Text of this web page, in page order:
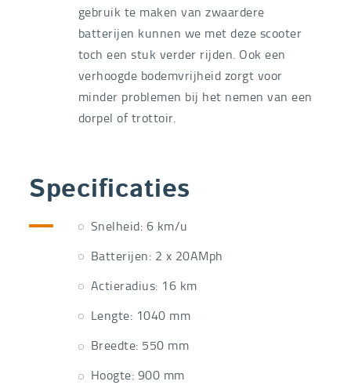
gebruik te maken van zwaardere
batterijen kunnen we met deze scooter
toch een stuk verder rijden. Ook een
verhoogde bodemvrijheid zorgt voor
minder problemen bij het nemen van een
dorpel of trottoir.
Specificaties
Snelheid: 6 km/u
Batterijen: 2 x 20AMph
Actieradius: 16 km
Lengte: 1040 mm
Breedte: 550 mm
Hoogte: 900 mm